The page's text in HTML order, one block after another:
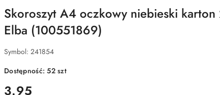
Skoroszyt A4 oczkowy niebieski
Elba (100551869)
Symbol: 241854
Dostępność:52szt
cena:
3.95